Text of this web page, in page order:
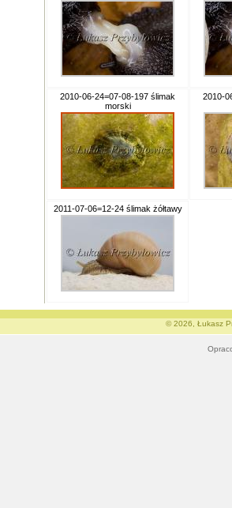
2010-06-24=07-08-197 ślimak
morski
2010-
2011-07-06=12-24 ślimak żółtawy
© 2026, Łukasz